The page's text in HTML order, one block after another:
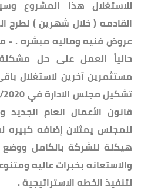
للاستغلال هذا المشروع
القادمه ( خلال شهرين ) لطرح
عروض فنيه وماليه مبشره . -
حالياً العمل على حل
مستثمرين آخرين لاستغلال
قانون الأعمال العام
للمجلس يمثلان إضافه كبيره
هيكلة للشركة بالكامل
والاستعانه بخبرات عاليه
لتنفيذ الخطه الاستراتيجية .